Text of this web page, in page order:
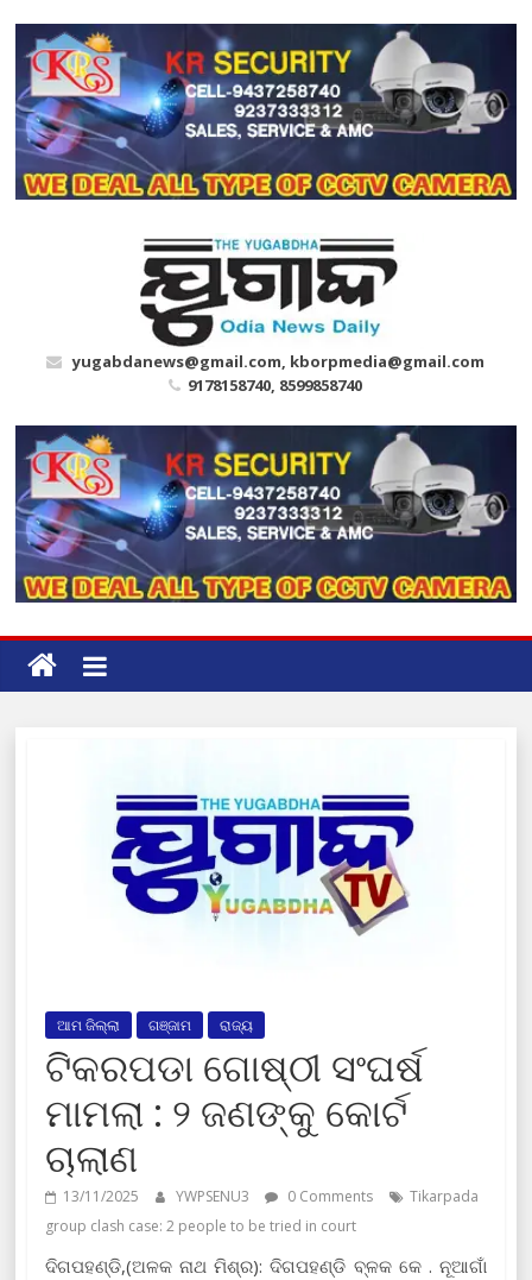
content
yugabdanews@gmail.com, kborpmedia@gmail.com
9178158740, 8599858740
ଆମ ଜିଲ୍ଲା ଗଞ୍ଜାମ ରାଜ୍ୟ
ଟିକରପଡା ଗୋଷ୍ଠୀ ସଂଘର୍ଷ
ମାମଲା : ୨ ଜଣଙ୍କୁ କୋର୍ଟ
ଚାଲାଣ
13/11/2025 YWPSENU3 0 Comments
Tikarpada
group clash case: 2 people to be tried in court
ଦିଗପହଣ୍ଡି,(ଅଳକ ନାଥ ମିଶ୍ର): ଦିଗପହଣ୍ଡି ବ୍ଳକ କେ . ନୂଆଗାଁ